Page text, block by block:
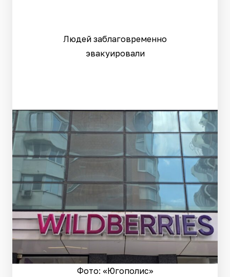
Людей заблаговременно
эвакуировали
Фото: «Югополис»